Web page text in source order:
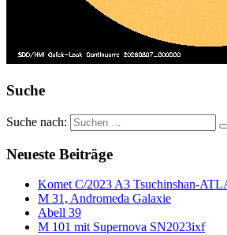
Suche
Suche nach:
Neueste Beiträge
Komet C/2023 A3 Tsuchinshan-
M 31, Andromeda Galaxie
Abell 39
M 101 mit Supernova SN2023ixf